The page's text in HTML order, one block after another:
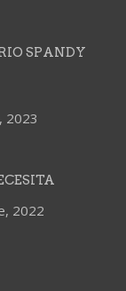
SPANDY
2023
2022